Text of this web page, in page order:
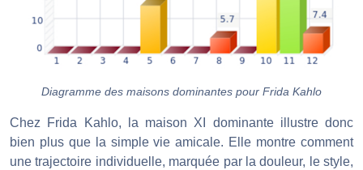
Diagramme des maisons dominantes pour Frida Kahlo
Chez Frida Kahlo, la maison XI dominante illustre donc
bien plus que la simple vie amicale. Elle montre comment
une trajectoire individuelle, marquée par la douleur, le style,